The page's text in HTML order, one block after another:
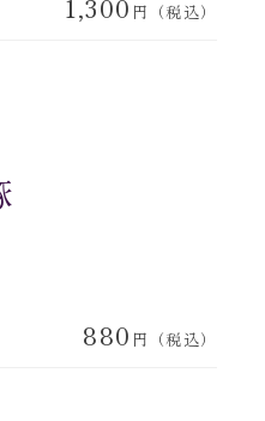
1,300 円（税込）
880 円（税込）